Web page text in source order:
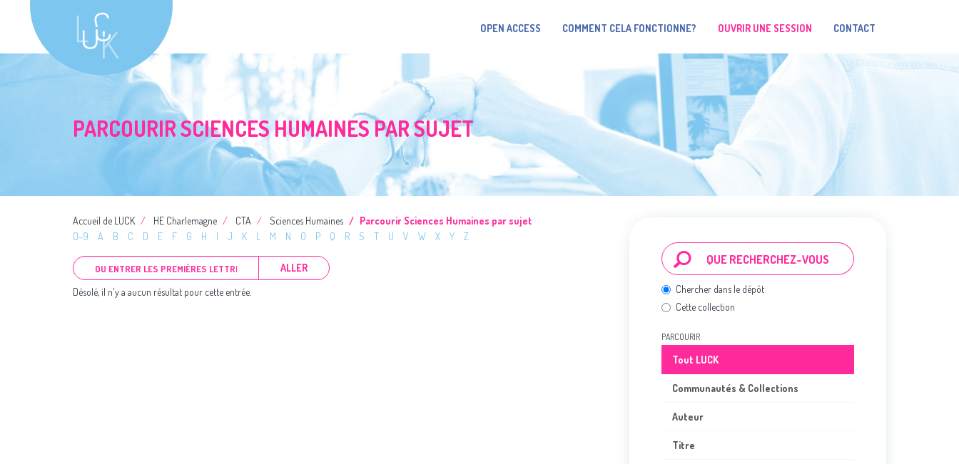
OPEN ACCESS COMMENT CELA FONCTIONNE? OUVRIR UNE SESSION CONTACT
PARCOURIR SCIENCES HUMAINES PAR SUJET
Accueil de LUCK HE Charlemagne CTA Sciences Humaines
Parcourir Sciences Humaines par sujet
0-9
A B C D E F G H I J K L M N O P Q R S T U V W X Y Z
ALLER
Désolé, il n'y a aucun résultat pour cette entrée.
Chercher dans le dépôt
Cette collection
PARCOURIR
Tout LUCK
Communautés & Collections
Auteur
Titre